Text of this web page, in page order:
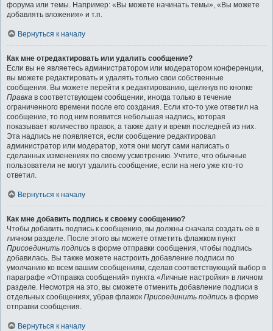
форума или темы. Например: «Вы можете начинать темы», «Вы можете
добавлять вложения» и т.п.
Вернуться к началу
Как мне отредактировать или удалить сообщение?
Если вы не являетесь администратором или модератором конференции,
вы можете редактировать и удалять только свои собственные
сообщения. Вы можете перейти к редактированию, щёлкнув по кнопке
Правка в соответствующем сообщении, иногда только в течение
ограниченного времени после его создания. Если кто-то уже ответил на
сообщение, то под ним появится небольшая надпись, которая
показывает количество правок, а также дату и время последней из них.
Эта надпись не появляется, если сообщение редактировал
администратор или модератор, хотя они могут сами написать о
сделанных изменениях по своему усмотрению. Учтите, что обычные
пользователи не могут удалить сообщение, если на него уже кто-то
ответил.
Вернуться к началу
Как мне добавить подпись к своему сообщению?
Чтобы добавить подпись к сообщению, вы должны сначала создать её в
личном разделе. После этого вы можете отметить флажком пункт
Присоединить подпись в форме отправки сообщения, чтобы подпись
добавилась. Вы также можете настроить добавление подписи по
умолчанию ко всем вашим сообщениям, сделав соответствующий выбор в
параграфе «Отправка сообщений» пункта «Личные настройки» в личном
разделе. Несмотря на это, вы сможете отменить добавление подписи в
отдельных сообщениях, убрав флажок Присоединить подпись в форме
отправки сообщения.
Вернуться к началу